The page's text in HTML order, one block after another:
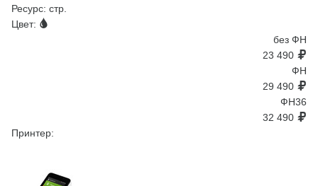
Ресурс: стр.
Цвет:
без ФН
23 490
ФН
29 490
ФН36
32 490
Принтер: